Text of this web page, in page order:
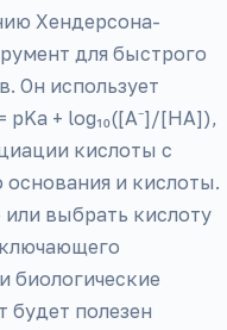
Хендерсона-
для быстрого
Он использует
pKa + log₁₀([A⁻]/[HA]),
кислоты с
и кислоты.
выбрать кислоту
биологические
полезен